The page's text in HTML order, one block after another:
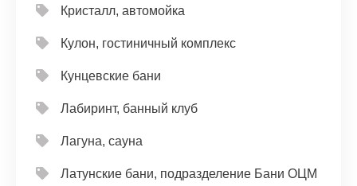
Кристалл, автомойка
Кулон, гостиничный комплекс
Кунцевские бани
Лабиринт, банный клуб
Лагуна, сауна
Латунские бани, подразделение Бани ОЦМ